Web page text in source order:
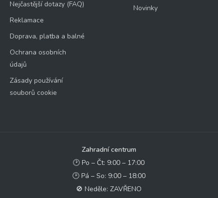
Nejčastější dotazy (FAQ)
Reklamace
Doprava, platba a balné
Ochrana osobních
údajů
Zásady používání
souborů cookie
Novinky
Zahradní centrum
🕑 Po – Čt: 9:00 – 17:00
🕑 Pá – So: 9:00 – 18:00
🚫 Neděle: ZAVŘENO